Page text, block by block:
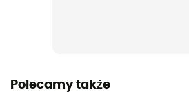
Polecamy także